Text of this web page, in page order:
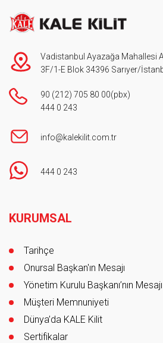
Vadistanbul Ayazağa Mahallesi
3F/1-E Blok 34396 Sarıyer/
90 (212) 705 80 00(pbx)
444 0 243
info@kalekilit.com.tr
444 0 243
KURUMSAL
Tarihçe
Onursal Başkan'ın Mesajı
Yönetim Kurulu Başkanı’nın Mesajı
Müşteri Memnuniyeti
Dünya’da KALE Kilit
Sertifikalar